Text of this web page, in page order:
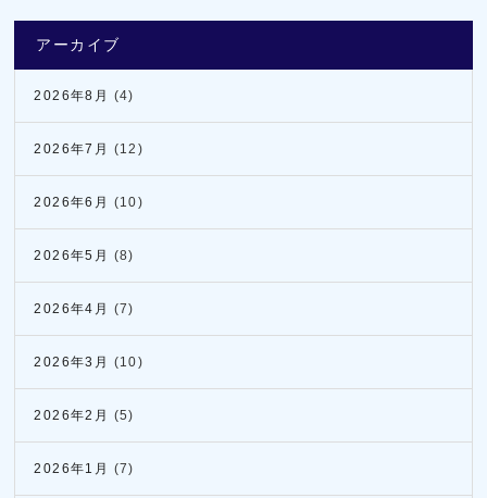
アーカイブ
2026年8月 (4)
2026年7月 (12)
2026年6月 (10)
2026年5月 (8)
2026年4月 (7)
2026年3月 (10)
2026年2月 (5)
2026年1月 (7)